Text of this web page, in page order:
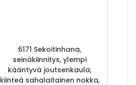
6171 Sekoitinhana,
seinäkiinnitys, ylempi
kääntyvä joutsenkaula,
kiinteä sahalaitainen nokka,